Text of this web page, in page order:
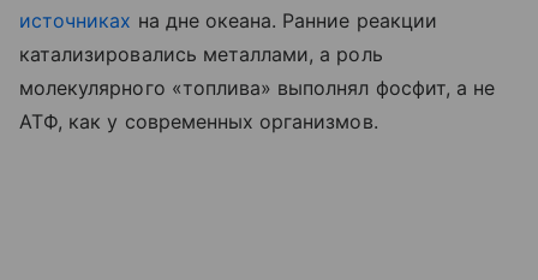
источниках на дне океана. Ранние реакции
катализировались металлами, а роль
молекулярного «топлива» выполнял фосфит, а не
АТФ, как у современных организмов.